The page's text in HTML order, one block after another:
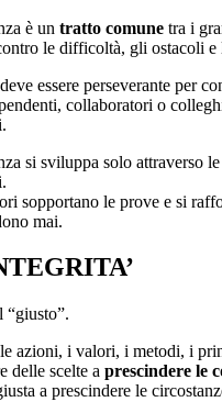
è un tratto comune tra i
le difficoltà, gli ostacoli e
essere perseverante per
collaboratori o
si sviluppa solo attraverso
sopportano le prove e si
mai.
“giusto”.
azioni, i valori, i metodi, i
delle scelte a prescindere le
a prescindere le